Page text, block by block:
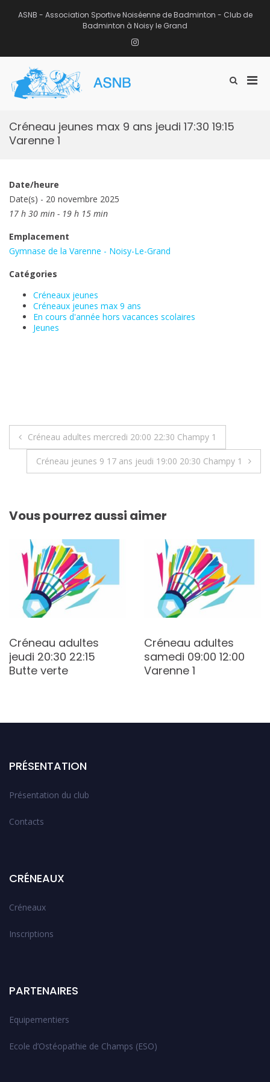
ASNB - Association Sportive Noiséenne de Badminton - Club de
Badminton à Noisy le Grand
Instagram
Afficher
recherche
Créneau jeunes max 9 ans jeudi 17:30 19:15
Varenne 1
Date/heure
Date(s) - 20 novembre 2025
17 h 30 min - 19 h 15 min
Emplacement
Gymnase de la Varenne - Noisy-Le-Grand
Catégories
Créneaux jeunes
Créneaux jeunes max 9 ans
En cours d'année hors vacances scolaires
Jeunes
Navigation
Créneau adultes mercredi 20:00 22:30 Champy 1
Créneau jeunes 9 17 ans jeudi 19:00 20:30 Champy 1
Vous pourrez aussi aimer
Créneau adultes
jeudi 20:30 22:15
Butte verte
Créneau adultes
samedi 09:00 12:00
Varenne 1
PRÉSENTATION
Présentation du club
Contacts
CRÉNEAUX
Créneaux
Inscriptions
PARTENAIRES
Equipementiers
Ecole d’Ostéopathie de Champs (ESO)